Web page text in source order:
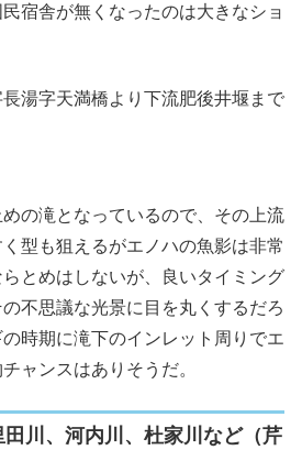
宿舎が無くなったのは大きなショ
湯字天満橋より下流肥後井堰まで
の滝となっているので、その上流
型も狙えるがエノハの魚影は非常
とめはしないが、良いタイミング
不思議な光景に目を丸くするだろ
時期に滝下のインレット周りでエ
ャンスはありそうだ。
川、河内川、杜家川など（芹